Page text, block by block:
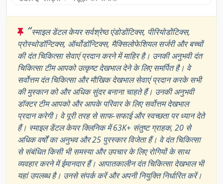
“स्माइल डेंटल केयर सर्वश्रेष्ठ एंडोडोंटिक्स, पीरियोडोंटिक्स,
प्रोस्थोडॉन्टिक्स, ऑर्थोडॉन्टिक्स, मैक्सिलोफेशियल सर्जरी और बच्चों
की दंत चिकित्सा सेवाएं प्रदान करने में माहिर है। उनकी अनुभवी दंत
चिकित्सा टीम आपको उत्कृष्ट देखभाल देने के लिए समर्पित है। वे
सर्वोत्तम दंत चिकित्सा और मौखिक देखभाल सेवाएं प्रदान करके सभी
की मुस्कान को और अधिक सुंदर बनाना चाहते हैं। उनकी अनुभवी
डॉक्टर टीम आपको और आपके परिवार के लिए सर्वोत्तम देखभाल
प्रदान करेगी। वे पूरी तरह से साफ-सफाई और स्वच्छता पर ध्यान देते
हैं। स्माइल डेंटल केयर क्लिनिक में 63K+ संतुष्ट ग्राहक, 20 से
अधिक वर्षों का अनुभव और 25 पुरस्कार विजेता हैं। वे दंत चिकित्सा
से संबंधित किसी भी समस्या और उपचार के लिए रोगियों के साथ
व्यवहार करने में ईमानदार हैं। आपातकालीन दंत चिकित्सा देखभाल भी
यहां उपलब्ध है। उनसे संपर्क करें और अपनी नियुक्ति निर्धारित करें।